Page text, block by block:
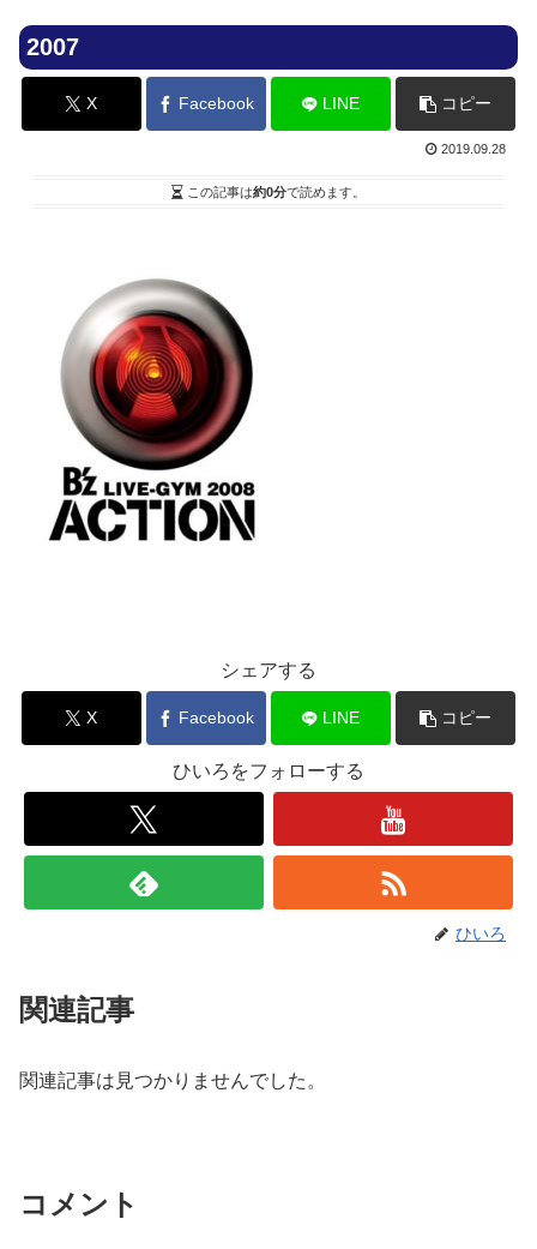
2007
X Facebook LINE コピー
2019.09.28
この記事は約0分で読めます。
シェアする
X Facebook LINE コピー
ひいろをフォローする
ひいろ
関連記事
関連記事は見つかりませんでした。
コメント